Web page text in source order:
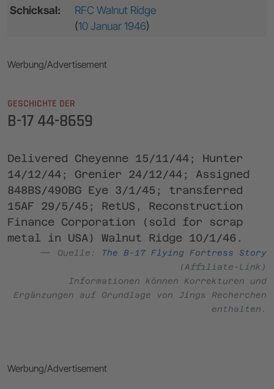
Schicksal:
RFC Walnut Ridge
(10 Januar 1946)
Werbung/Advertisement
GESCHICHTE DER
B-17 44-8659
Delivered Cheyenne 15/11/44; Hunter
14/12/44; Grenier 24/12/44; Assigned
848BS/490BG Eye 3/1/45; transferred
15AF 29/5/45; RetUS, Reconstruction
Finance Corporation (sold for scrap
metal in USA) Walnut Ridge 10/1/46.
Quelle:
The B-17 Flying Fortress Story
(Affiliate-Link)
Informationen können Korrekturen und
Ergänzungen auf Grundlage von Jings Recherchen
enthalten.
Werbung/Advertisement